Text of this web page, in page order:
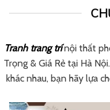
Tranh trang trínội thất
Trọng & Giá Rẻ tại Hà
khác nhau, bạn hãy lựa